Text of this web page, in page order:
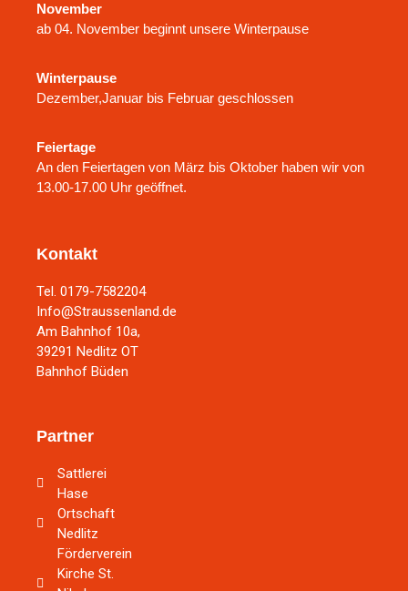
Kontakt
Tel. 0179-7582204
Info@Straussenland.de
Am Bahnhof 10a,
39291 Nedlitz OT
Bahnhof Büden
Partner
Sattlerei
Hase
Ortschaft
Nedlitz
Förderverein
Kirche St.
November
ab 04. November beginnt unsere Winterpause
Winterpause
Dezember,Januar bis Februar geschlossen
Feiertage
An den Feiertagen von März bis Oktober haben wir von
13.00-17.00 Uhr geöffnet.